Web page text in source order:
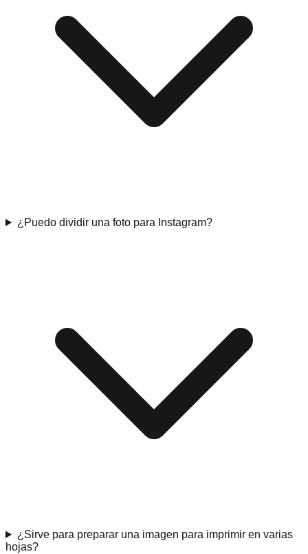
¿Puedo dividir una foto para Instagram?
¿Sirve para preparar una imagen para imprimir en varias
hojas?